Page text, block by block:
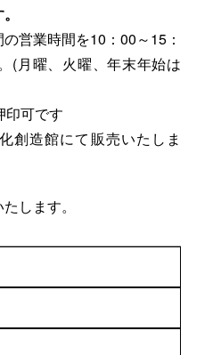
営業時間を10：00～15：
(月曜、火曜、年末年始は
印可です
創造館にて販売いたしま
します。